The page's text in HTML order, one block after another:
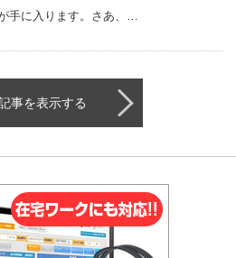
手に入ります。さあ、…
事を表示する